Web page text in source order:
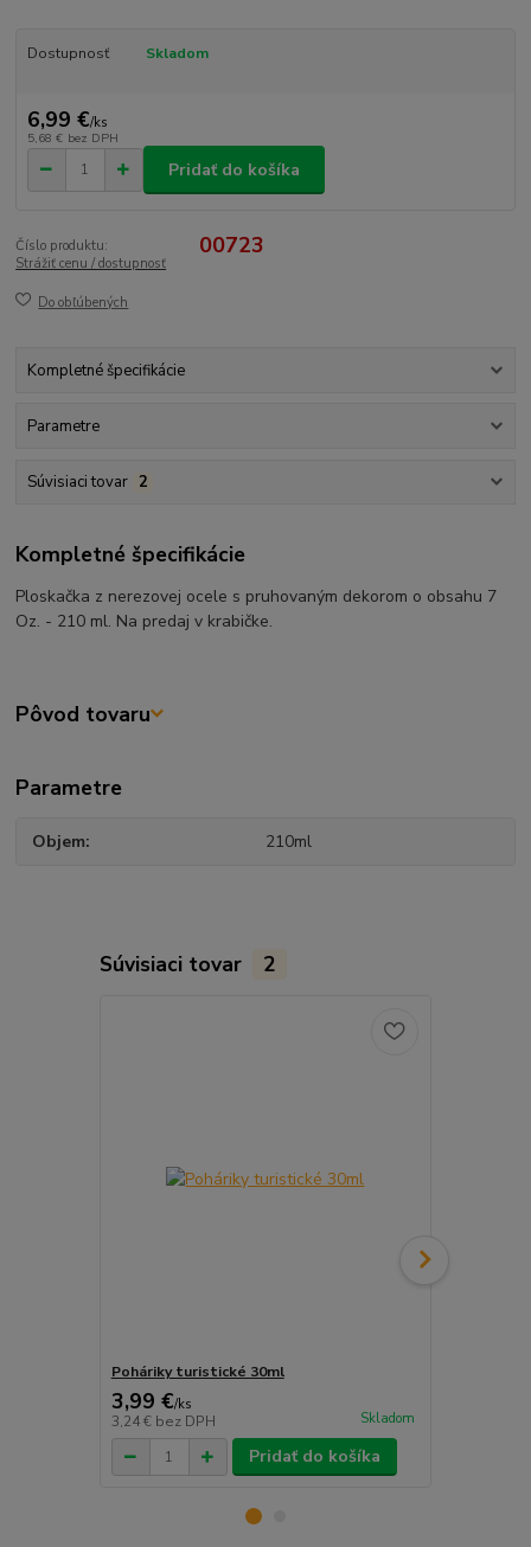
Dostupnosť Skladom
6,99 €/ks
5,68 € bez DPH
Pridať do košíka
Číslo produktu: 00723
Strážiť cenu / dostupnosť
Do obľúbených
Kompletné špecifikácie
Parametre
Súvisiaci tovar 2
Kompletné špecifikácie
Ploskačka z nerezovej ocele s pruhovaným dekorom o obsahu 7
Oz. - 210 ml. Na predaj v krabičke.
Pôvod tovaru
Parametre
Objem 210ml
Súvisiaci tovar 2
Poháriky turistické 30ml
3,99 €/ks
3,24 € bez DPH Skladom
Pridať do košíka